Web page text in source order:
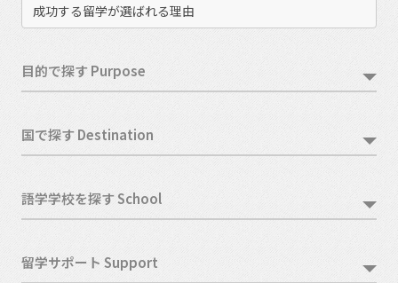
成功する留学が選ばれる理由
目的で探す Purpose
国で探す Destination
語学学校を探す School
留学サポート Support